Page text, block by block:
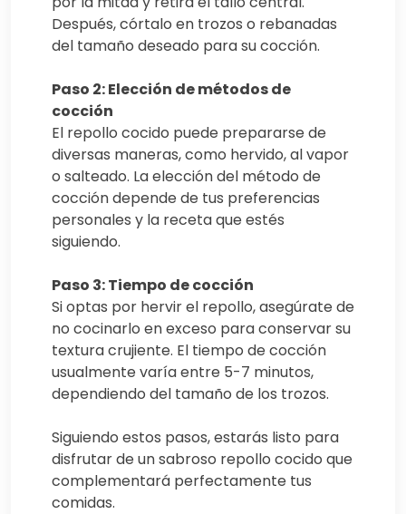
Después, córtalo en trozos o rebanadas
del tamaño deseado para su cocción.
Paso 2: Elección de métodos de
cocción
El repollo cocido puede prepararse de
diversas maneras, como hervido, al vapor
o salteado. La elección del método de
cocción depende de tus preferencias
personales y la receta que estés
siguiendo.
Paso 3: Tiempo de cocción
Si optas por hervir el repollo, asegúrate de
no cocinarlo en exceso para conservar su
textura crujiente. El tiempo de cocción
usualmente varía entre 5-7 minutos,
dependiendo del tamaño de los trozos.
Siguiendo estos pasos, estarás listo para
disfrutar de un sabroso repollo cocido que
complementará perfectamente tus
comidas.